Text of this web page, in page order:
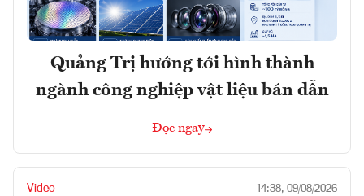
Quảng Trị hướng tới hình thành
ngành công nghiệp vật liệu bán dẫn
Đọc ngay
Video 14:38, 09/08/2026